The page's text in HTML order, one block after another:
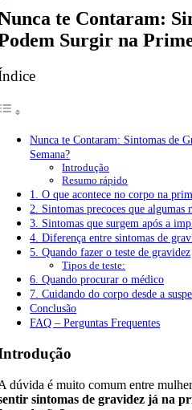
te Contaram:
Surgir na
Nunca te Contaram: Sintomas de
Semana?
Introdução
Resumo rápido
1. O que acontece no corpo na
2. Sintomas precoces que algumas
3. Sintomas que surgem após a
4. Diferença entre sintomas de
5. Quando fazer o teste de gravidez
Tipos de teste:
6. Quando procurar o médico
7. Cuidando do corpo desde a
Conclusão
FAQ – Perguntas Frequentes
dúvida é muito comum entre
sintomas de gravidez já na